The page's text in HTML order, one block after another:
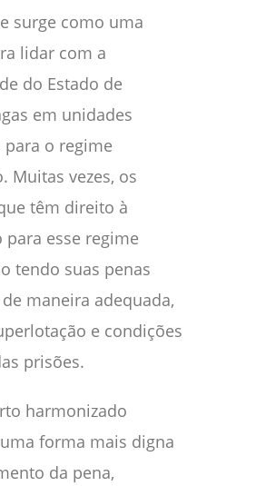
surge como uma
lidar com a
do Estado de
em unidades
para o regime
Muitas vezes, os
têm direito à
para esse regime
tendo suas penas
maneira adequada,
e condições
prisões.
harmonizado
forma mais digna
da pena,